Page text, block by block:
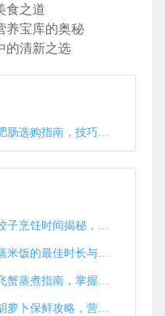
食之道
养宝库的奥秘
的清新之选
肥肠选购指南，技巧与注意事项解析
饺子烹饪时间揭秘，如何煮出完美口感
蒸米饭的最佳时长与技巧揭秘
飞蟹蒸煮指南，掌握时间解锁鲜美蟹肉之道
胡萝卜保鲜攻略，营养持久，储存时长大揭秘